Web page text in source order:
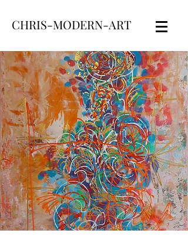
CHRIS-MODERN-ART